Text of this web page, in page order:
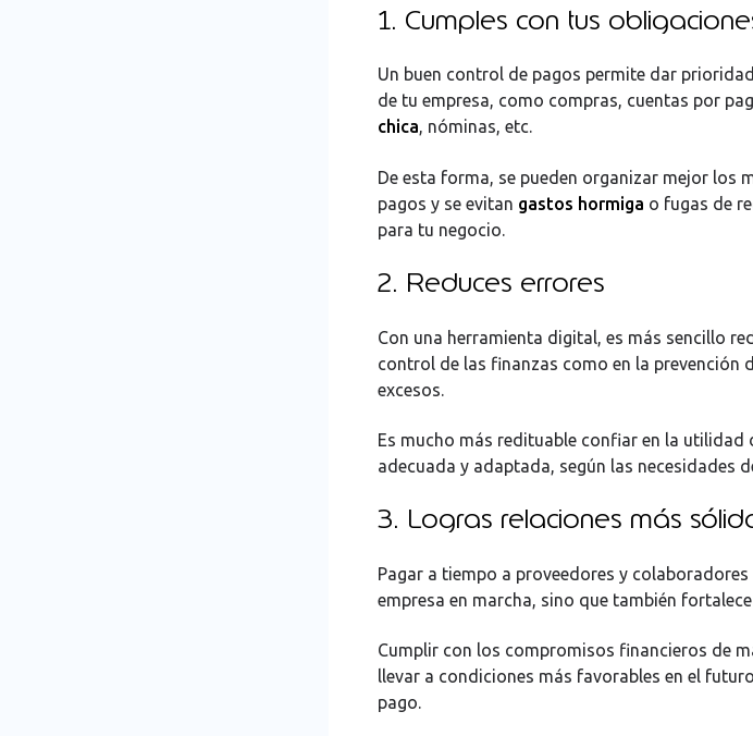
1. Cumples con tus
Un buen control de pagos permite dar
de tu empresa, como compras, cuentas por
chica, nóminas, etc.
De esta forma, se pueden organizar mejor los
pagos y se evitan gastos hormiga o fugas de
para tu negocio.
2. Reduces errores
Con una herramienta digital, es más sencillo
control de las finanzas como en la prevención
excesos.
Es mucho más redituable confiar en la
adecuada y adaptada, según las necesidades
3. Logras relaciones más
Pagar a tiempo a proveedores y
empresa en marcha, sino que también
Cumplir con los compromisos financieros de
llevar a condiciones más favorables en el
pago.